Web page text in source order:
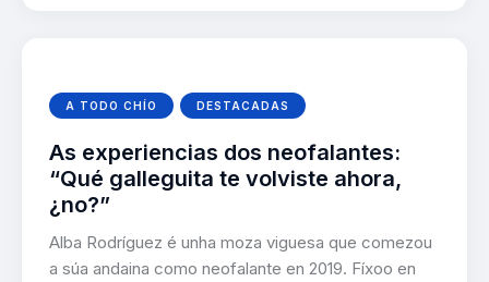
A TODO CHÍO DESTACADAS
As experiencias dos neofalantes:
“Qué galleguita te volviste ahora,
¿no?”
Alba Rodríguez é unha moza viguesa que comezou
a súa andaina como neofalante en 2019. Fíxoo en